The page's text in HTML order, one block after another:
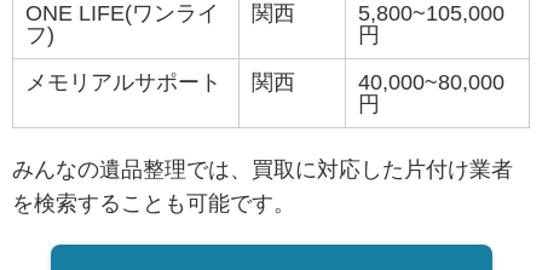
ONE LIFE(ワンライ
フ)
関西
5,800~105,000
円
メモリアルサポート
関西
40,000~80,000
円
みんなの遺品整理では、買取に対応した片付け業者
を検索することも可能です。